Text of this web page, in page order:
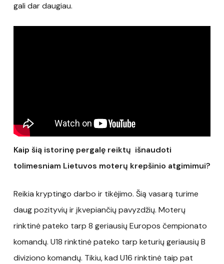
gali dar daugiau.
Kaip šią istorinę pergalę reiktų išnaudoti
tolimesniam Lietuvos moterų krepšinio atgimimui?
Reikia kryptingo darbo ir tikėjimo. Šią vasarą turime
daug pozityvių ir įkvepiančių pavyzdžių. Moterų
rinktinė pateko tarp 8 geriausių Europos čempionato
komandų. U18 rinktinė pateko tarp keturių geriausių B
diviziono komandų. Tikiu, kad U16 rinktinė taip pat